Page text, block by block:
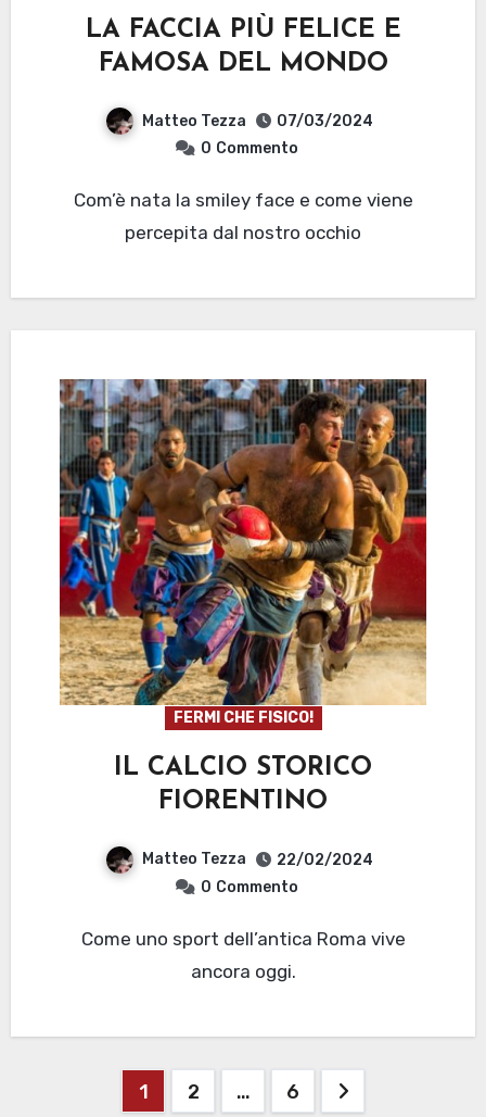
LA FACCIA PIÙ FELICE E
FAMOSA DEL MONDO
Matteo Tezza
07/03/2024
0 Commento
Com’è nata la smiley face e come viene
percepita dal nostro occhio
FERMI CHE FISICO!
IL CALCIO STORICO
FIORENTINO
Matteo Tezza
22/02/2024
0 Commento
Come uno sport dell’antica Roma vive
ancora oggi.
Paginazione
1 2 … 6